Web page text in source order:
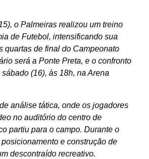
o Palmeiras realizou um treino
de Futebol, intensificando sua
quartas de final do Campeonato
será a Ponte Preta, e o confronto
(16), às 18h, na Arena
análise tática, onde os jogadores
no auditório do centro de
partiu para o campo. Durante o
e construção de
descontraído recreativo.